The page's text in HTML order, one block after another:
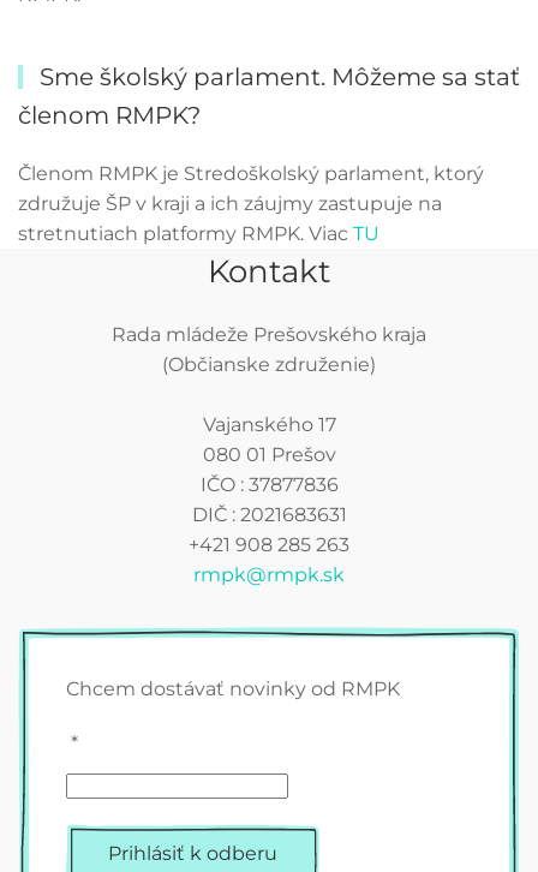
Sme školský parlament. Môžeme sa stať
členom RMPK?
Členom RMPK je Stredoškolský parlament, ktorý
združuje ŠP v kraji a ich záujmy zastupuje na
stretnutiach platformy RMPK. Viac TU
Kontakt
Rada mládeže Prešovského kraja
(Občianske združenie)
Vajanského 17
080 01 Prešov
IČO : 37877836
DIČ : 2021683631
+421 908 285 263
rmpk@rmpk.sk
Chcem dostávať novinky od RMPK
*
Prihlásiť k odberu